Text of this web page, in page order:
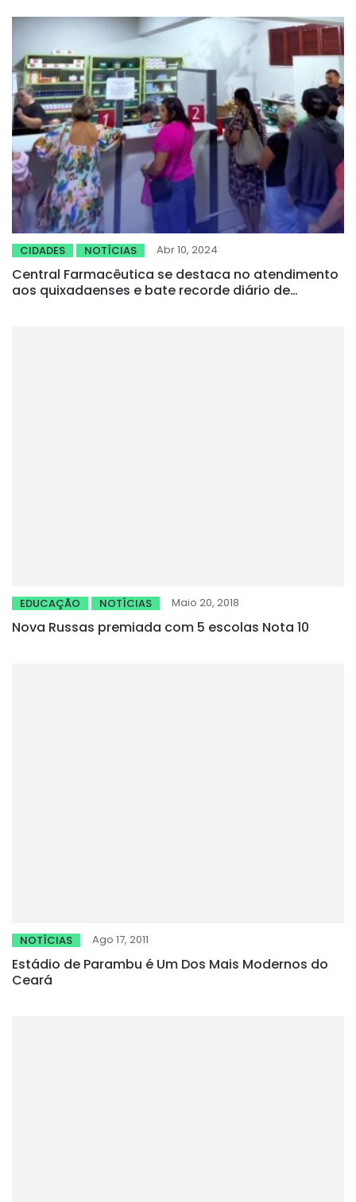
CIDADES NOTÍCIAS Abr 10, 2024
Central Farmacêutica se destaca no atendimento
aos quixadaenses e bate recorde diário de
EDUCAÇÃO NOTÍCIAS Maio 20, 2018
Nova Russas premiada com 5 escolas Nota 10
NOTÍCIAS Ago 17, 2011
Estádio de Parambu é Um Dos Mais Modernos do
Ceará